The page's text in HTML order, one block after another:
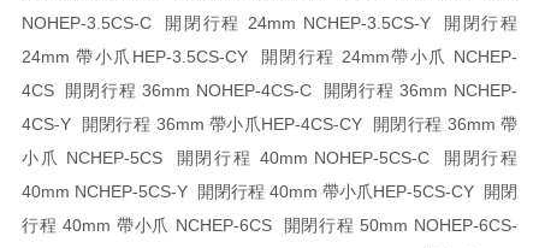
NOHEP-3.5CS-C 開閉行程 24mm NCHEP-3.5CS-Y 開閉行程
24mm 帶小爪 HEP-3.5CS-CY 開閉行程 24mm帶小爪 NCHEP-
4CS 開閉行程 36mm NOHEP-4CS-C 開閉行程 36mm NCHEP-
4CS-Y 開閉行程 36mm 帶小爪HEP-4CS-CY 開閉行程 36mm 帶
小爪 NCHEP-5CS 開閉行程 40mm NOHEP-5CS-C 開閉行程
40mm NCHEP-5CS-Y 開閉行程 40mm 帶小爪HEP-5CS-CY 開閉
行程 40mm 帶小爪 NCHEP-6CS 開閉行程 50mm NOHEP-6CS-